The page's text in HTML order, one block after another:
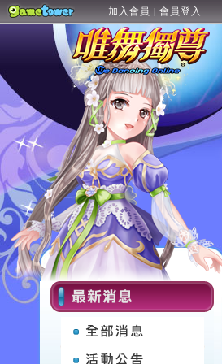
加入會員 | 會員登入